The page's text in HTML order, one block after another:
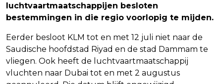
luchtvaartmaatschappijen besloten
bestemmingen in die regio voorlopig te mijden.
Eerder besloot KLM tot en met 12 juli niet naar de
Saudische hoofdstad Riyad en de stad Dammam te
vliegen. Ook heeft de luchtvaartmaatschappij
vluchten naar Dubai tot en met 2 augustus